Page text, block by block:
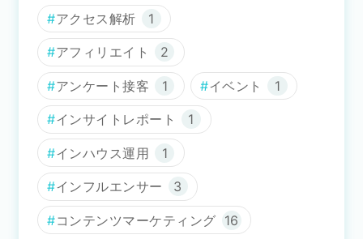
アクセス解析 1
アフィリエイト 2
アンケート接客 1 イベント 1
インサイトレポート 1
インハウス運用 1
インフルエンサー 3
コンテンツマーケティング 16